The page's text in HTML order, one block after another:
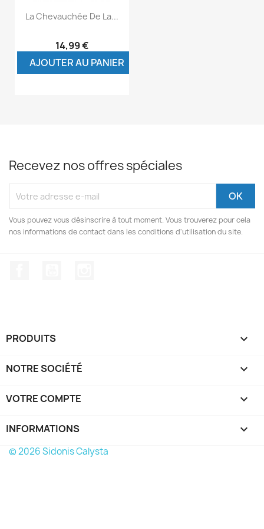
La Chevauchée De La...
14,99 €
AJOUTER AU PANIER
Recevez nos offres spéciales
Vous pouvez vous désinscrire à tout moment. Vous trouverez pour cela
nos informations de contact dans les conditions d'utilisation du site.
PRODUITS 
NOTRE SOCIÉTÉ 
VOTRE COMPTE 
INFORMATIONS keyboard_arrow_down
© 2026 Sidonis Calysta